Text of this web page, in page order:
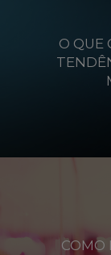
O QUE
COMO